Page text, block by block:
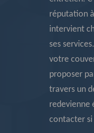
réputation
intervient
ses
votre
proposer
travers un
redevienne
contacter si